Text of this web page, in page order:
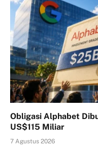
Obligasi Alphabet
US$115 Miliar
7 Agustus 2026